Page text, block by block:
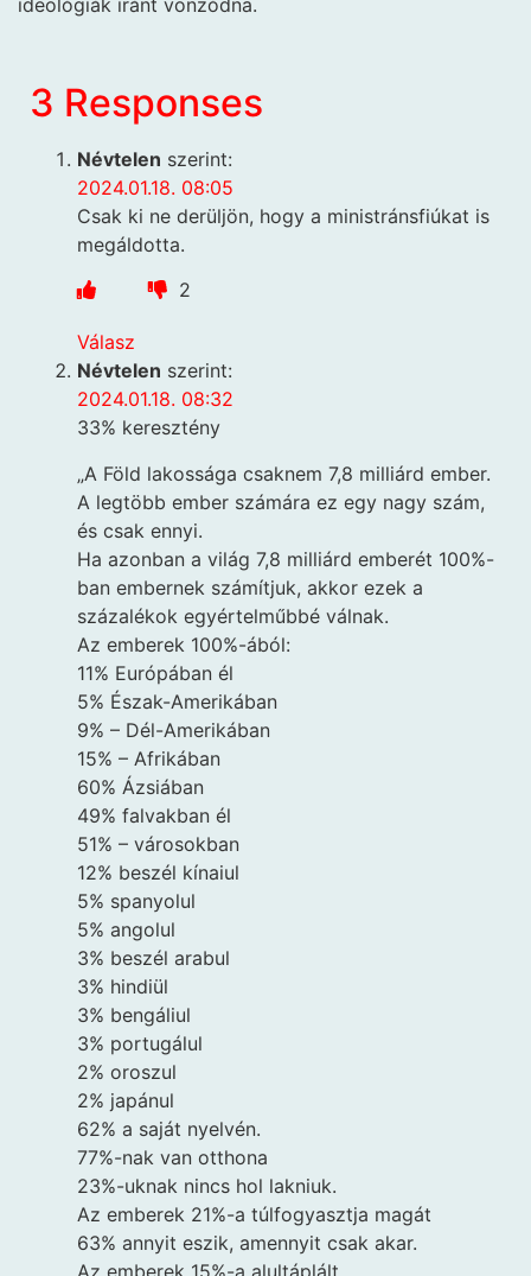
3 Responses
Névtelen szerint:
2024.01.18. 08:05
Csak ki ne derüljön, hogy a ministránsfiúkat is
megáldotta.
2
Válasz
Névtelen szerint:
2024.01.18. 08:32
33% keresztény
„A Föld lakossága csaknem 7,8 milliárd ember.
A legtöbb ember számára ez egy nagy szám,
és csak ennyi.
Ha azonban a világ 7,8 milliárd emberét 100%-
ban embernek számítjuk, akkor ezek a
százalékok egyértelműbbé válnak.
Az emberek 100%-ából:
11% Európában él
5% Észak-Amerikában
9% – Dél-Amerikában
15% – Afrikában
60% Ázsiában
49% falvakban él
51% – városokban
12% beszél kínaiul
5% spanyolul
5% angolul
3% beszél arabul
3% hindiül
3% bengáliul
3% portugálul
2% oroszul
2% japánul
62% a saját nyelvén.
77%-nak van otthona
23%-uknak nincs hol lakniuk.
Az emberek 21%-a túlfogyasztja magát
63% annyit eszik, amennyit csak akar.
Az emberek 15%-a alultáplált